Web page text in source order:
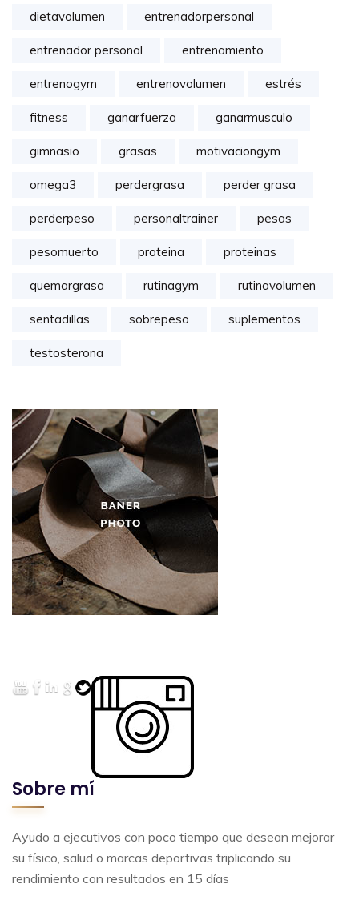
dietavolumen entrenadorpersonal
entrenador personal entrenamiento
entrenogym entrenovolumen estrés
fitness ganarfuerza ganarmusculo
gimnasio grasas motivaciongym
omega3 perdergrasa perder grasa
perderpeso personaltrainer pesas
pesomuerto proteina proteinas
quemargrasa rutinagym rutinavolumen
sentadillas sobrepeso suplementos
testosterona
Sobre mí
Ayudo a ejecutivos con poco tiempo que desean mejorar
su físico, salud o marcas deportivas triplicando su
rendimiento con resultados en 15 días